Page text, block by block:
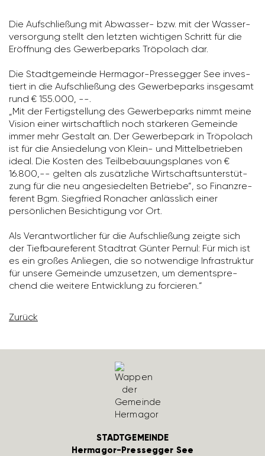
Die Aufschlie­ßung mit Abwasser- bzw. mit der Wasser­
ver­sor­gung stellt den letzten wich­tigen Schritt für die
Eröff­nung des Gewer­be­parks Tröpo­lach dar.
Die Stadt­ge­meinde Hermagor-Pres­segger See inves­
tiert in die Aufschlie­ßung des Gewer­be­parks insge­samt
rund € 155.000, --.
„Mit der Fertig­stel­lung des Gewer­be­parks nimmt meine
Vision einer wirt­schaft­lich noch stär­keren Gemeinde
immer mehr Gestalt an. Der Gewer­be­park in Tröpo­lach
ist für die Ansie­de­lung von Klein- und Mittel­be­trieben
ideal. Die Kosten des Teil­be­bau­ungs­planes von €
16.800,-- gelten als zusätz­liche Wirt­schafts­un­ter­stüt­
zung für die neu ange­sie­delten Betriebe“, so Finanz­re­
fe­rent Bgm. Sieg­fried Ronacher anläss­lich einer
persön­li­chen Besich­ti­gung vor Ort.
Als Verant­wort­li­cher für die Aufschlie­ßung zeigte sich
der Tief­bau­re­fe­rent Stadtrat Günter Pernul: Für mich ist
es ein großes Anliegen, die so notwen­dige Infra­struktur
für unsere Gemeinde umzu­setzen, um dementspre­
chend die weitere Entwick­lung zu forcieren.“
Zurück
STADTGEMEINDE
Hermagor-Pressegger See